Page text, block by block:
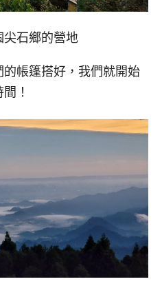
尖石鄉的營地
帳篷搭好，我們就開始
！